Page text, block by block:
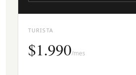
TURISTA
$1.990/mes